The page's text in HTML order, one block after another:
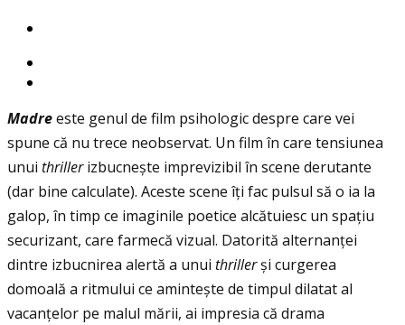
Madreeste genul de film psihologic despre care vei
spune că nu trece neobservat. Un film în care tensiunea
unui thrillerizbucnește imprevizibil în scene derutante
(dar bine calculate). Aceste scene îţi fac pulsul să o ia la
galop, în timp ce imaginile poetice alcătuiesc un spaţiu
securizant, care farmecă vizual. Datorită alternanţei
dintre izbucnirea alertă a unui thrillerși curgerea
domoală a ritmului ce amintește de timpul dilatat al
vacanţelor pe malul mării, ai impresia că drama